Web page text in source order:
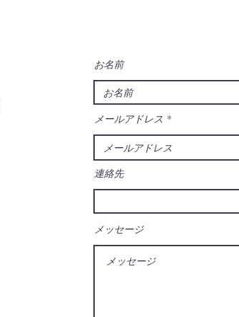
照ら
お名前
メールアドレス
連絡先
メッセージ